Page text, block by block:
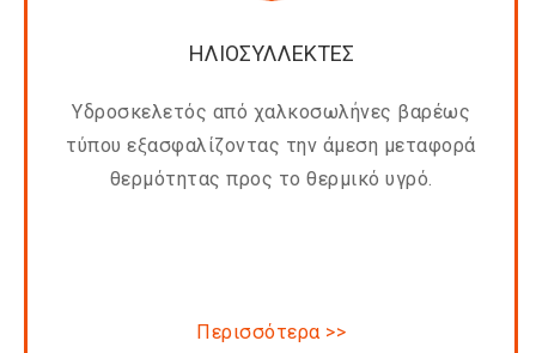
ΗΛΙΟΣΥΛΛΕΚΤΕΣ
Υδροσκελετός από χαλκοσωλήνες βαρέως
τύπου εξασφαλίζοντας την άμεση μεταφορά
θερμότητας προς το θερμικό υγρό.
Περισσότερα >>